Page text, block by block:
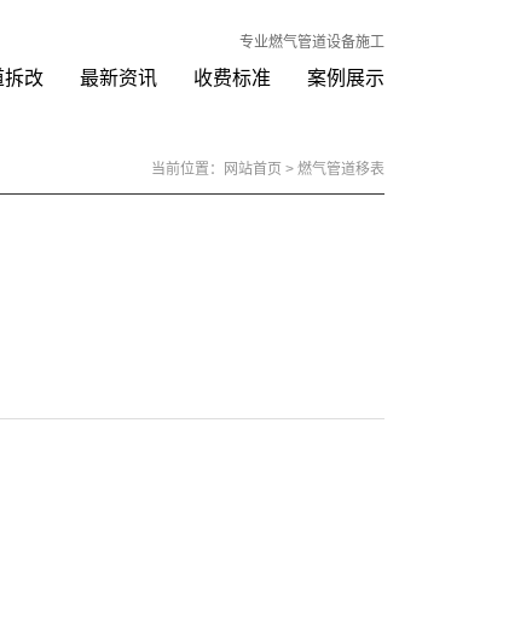
专业燃气管道设备施工
拆改 最新资讯 收费标准 案例展示
当前位置： 网站首页 > 燃气管道移表